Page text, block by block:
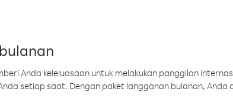
Anda keleluasaan untuk melakukan panggilan
setiap saat. Dengan paket langganan bulanan,